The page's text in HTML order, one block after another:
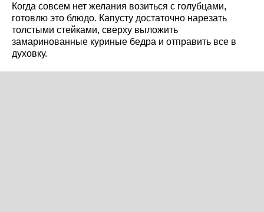
Когда совсем нет желания возиться с голубцами,
готовлю это блюдо. Капусту достаточно нарезать
толстыми стейками, сверху выложить
замаринованные куриные бедра и отправить все в
духовку.